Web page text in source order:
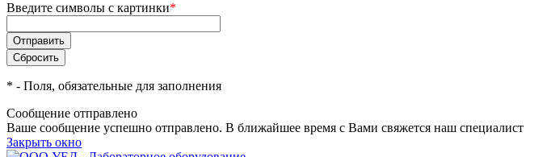
Введите символы с картинки*
* - Поля, обязательные для заполнения
Сообщение отправлено
Ваше сообщение успешно отправлено. В ближайшее время с Вами свяжется наш специалист
Закрыть окно